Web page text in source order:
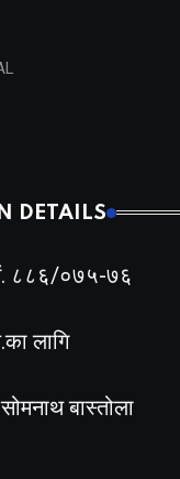
DETAILS
नं. ८८६/०७५-७६
लागि
बास्तोला